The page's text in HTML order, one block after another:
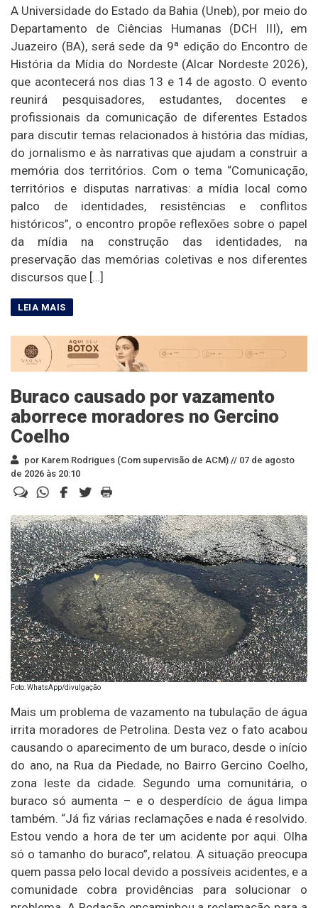
A Universidade do Estado da Bahia (Uneb), por meio do
Departamento de Ciências Humanas (DCH III), em
Juazeiro (BA), será sede da 9ª edição do Encontro de
História da Mídia do Nordeste (Alcar Nordeste 2026),
que acontecerá nos dias 13 e 14 de agosto. O evento
reunirá pesquisadores, estudantes, docentes e
profissionais da comunicação de diferentes Estados
para discutir temas relacionados à história das mídias,
do jornalismo e às narrativas que ajudam a construir a
memória dos territórios. Com o tema “Comunicação,
territórios e disputas narrativas: a mídia local como
palco de identidades, resistências e conflitos
históricos”, o encontro propõe reflexões sobre o papel
da mídia na construção das identidades, na
preservação das memórias coletivas e nos diferentes
discursos que […]
Buraco causado por vazamento
aborrece moradores no Gercino
Coelho
por Karem Rodrigues (Com supervisão de ACM) // 07 de agosto
de 2026 às 20:10
Foto: WhatsApp/divulgação
Mais um problema de vazamento na tubulação de água
irrita moradores de Petrolina. Desta vez o fato acabou
causando o aparecimento de um buraco, desde o início
do ano, na Rua da Piedade, no Bairro Gercino Coelho,
zona leste da cidade. Segundo uma comunitária, o
buraco só aumenta – e o desperdício de água limpa
também. “Já fiz várias reclamações e nada é resolvido.
Estou vendo a hora de ter um acidente por aqui. Olha
só o tamanho do buraco”, relatou. A situação preocupa
quem passa pelo local devido a possíveis acidentes, e a
comunidade cobra providências para solucionar o